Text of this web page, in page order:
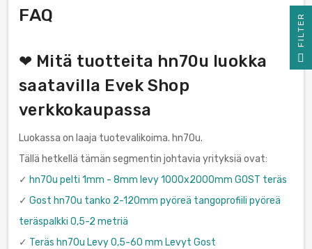
FAQ
❤ Mitä tuotteita hn70u luokka
saatavilla Evek Shop
verkkokaupassa
Luokassa on laaja tuotevalikoima. hn70u.
Tällä hetkellä tämän segmentin johtavia yrityksiä ovat:
✓ hn70u pelti 1mm - 8mm levy 1000x2000mm GOST teräs
✓ Gost hn70u tanko 2-120mm pyöreä tangoprofiili pyöreä
teräspalkki 0,5-2 metriä
✓ Teräs hn70u Levy 0,5-60 mm Levyt Gost
R